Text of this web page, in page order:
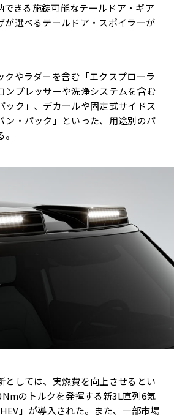
きる施錠可能なテールドア・ギア
が選べるテールドア・スポイラーが
クやラダーを含む「エクスプローラ
ンプレッサーや洗浄システムを含む
ック」、デカールや固定式サイドス
ン・パック」といった、用途別のパ
としては、実燃費を向上させるとい
のトルクを発揮する新3L直列6気
」が導入された。また、一部市場